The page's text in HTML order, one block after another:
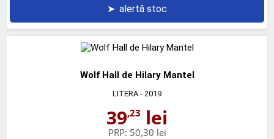
➤ alertă stoc
Wolf Hall de Hilary Mantel
LITERA - 2019
39,23 lei
PRP: 50,30 lei